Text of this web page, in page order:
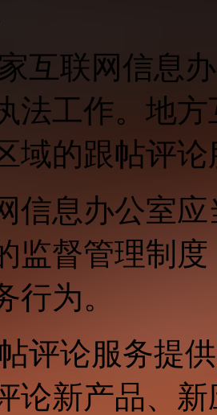
互联网信息
法工作。地
域的跟帖评
信息办公室
监督管理制
行为。
评论服务提
论新产品、